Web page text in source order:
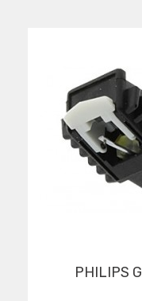
PHILIPS GP215 CELLULE AVEC